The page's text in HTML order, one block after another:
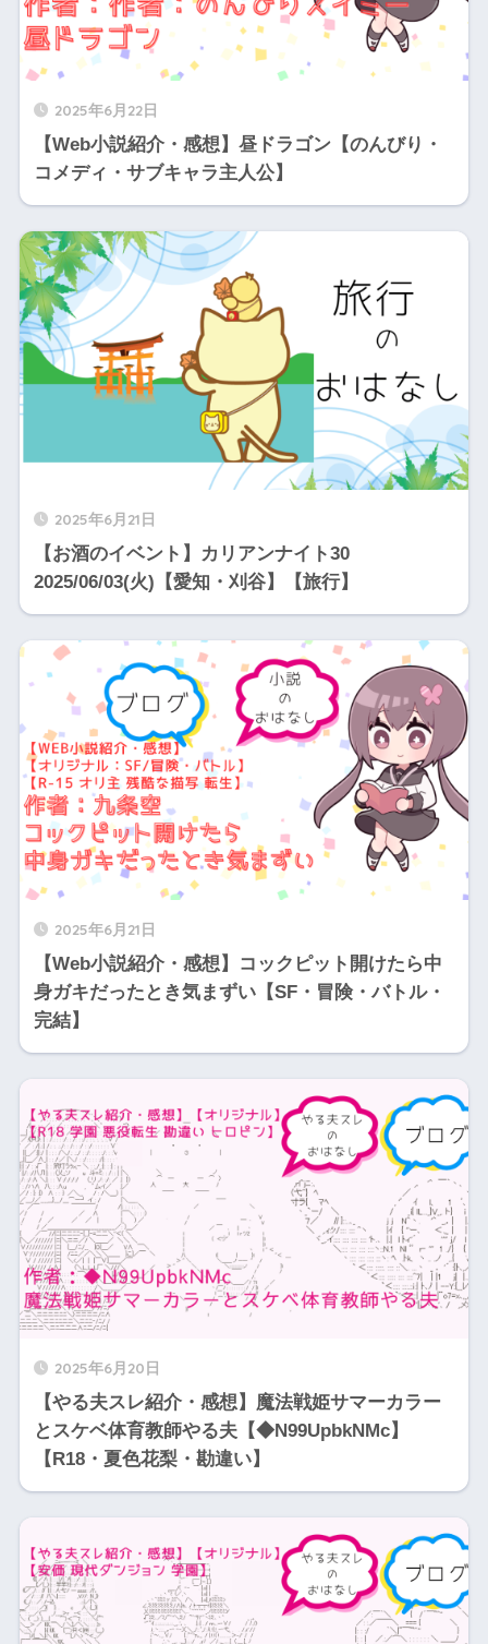
2025年6月22日
【Web小説紹介・感想】昼ドラゴン【のんびり・
コメディ・サブキャラ主人公】
2025年6月21日
【お酒のイベント】カリアンナイト30
2025/06/03(火)【愛知・刈谷】【旅行】
2025年6月21日
【Web小説紹介・感想】コックピット開けたら中
身ガキだったとき気まずい【SF・冒険・バトル・
完結】
2025年6月20日
【やる夫スレ紹介・感想】魔法戦姫サマーカラー
とスケベ体育教師やる夫【◆N99UpbkNMc】
【R18・夏色花梨・勘違い】